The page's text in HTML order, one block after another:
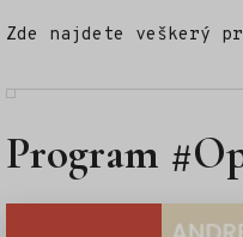
Zde najdete veškerý
Program